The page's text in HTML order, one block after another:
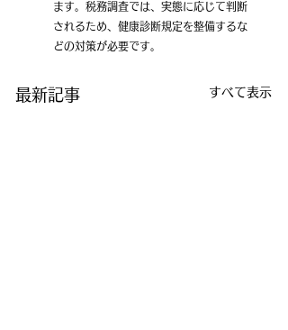
ます。税務調査では、実態に応じて判断
されるため、健康診断規定を整備するな
どの対策が必要です。
最新記事 すべて表示